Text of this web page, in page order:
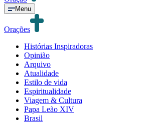
Menu
Orações
Histórias Inspiradoras
Opinião
Arquivo
Atualidade
Estilo de vida
Espiritualidade
Viagem & Cultura
Papa Leão XIV
Brasil